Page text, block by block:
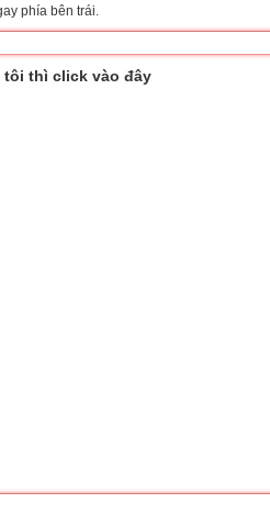
phía bên trái.
tôi thì click vào đây